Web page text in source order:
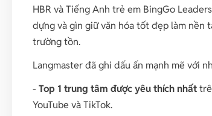
HBR và Tiếng Anh trẻ em BingGo
dựng và gìn giữ văn hóa tốt đẹp làm
trường tồn.
Langmaster đã ghi dấu ấn mạnh mẽ với
- Top 1 trung tâm được yêu thích nhất
YouTube và TikTok.